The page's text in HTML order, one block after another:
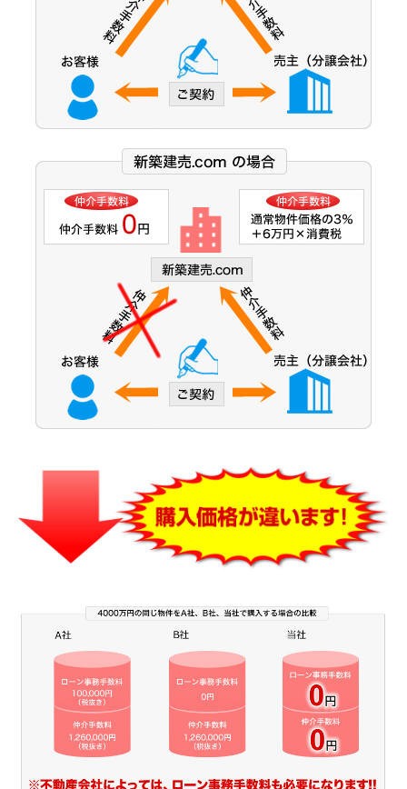
大阪市営中央線
大阪モノレール線
大阪モノレール彩都線
大阪市営今里筋線